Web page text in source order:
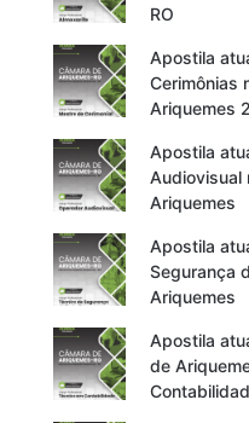
RO
Apostila
Cerimônias
Ariquemes
Apostila
Audiovisual
Ariquemes
Apostila
Segurança
Ariquemes
Apostila
de